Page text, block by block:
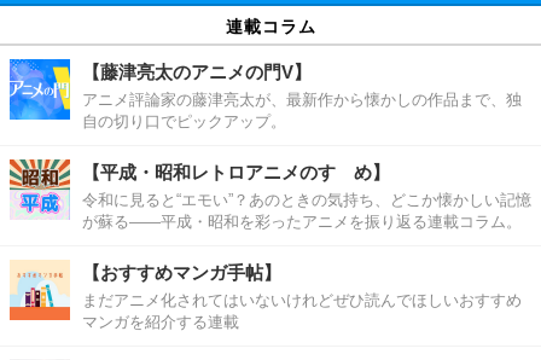
連載コラム
【藤津亮太のアニメの門V】
アニメ評論家の藤津亮太が、最新作から懐かしの作品まで、独
自の切り口でピックアップ。
【平成・昭和レトロアニメのすゝめ】
令和に見ると“エモい”？あのときの気持ち、どこか懐かしい記憶
が蘇る――平成・昭和を彩ったアニメを振り返る連載コラム。
【おすすめマンガ手帖】
まだアニメ化されてはいないけれどぜひ読んでほしいおすすめ
マンガを紹介する連載